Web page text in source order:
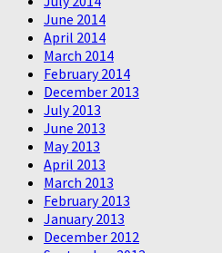
June 2014
April 2014
March 2014
February 2014
December 2013
July 2013
June 2013
May 2013
April 2013
March 2013
February 2013
January 2013
December 2012